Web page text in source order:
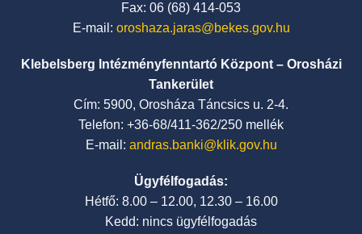
Fax: 06 (68) 414-053
E-mail: oroshaza.jaras@bekes.gov.hu
Klebelsberg Intézményfenntartó Központ – Orosházi
Tankerület
Cím: 5900, Orosháza Táncsics u. 2-4.
Telefon: +36-68/411-362/250 mellék
E-mail: andras.banki@klik.gov.hu
Ügyfélfogadás:
Hétfő: 8.00 – 12.00, 12.30 – 16.00
Kedd: nincs ügyfélfogadás